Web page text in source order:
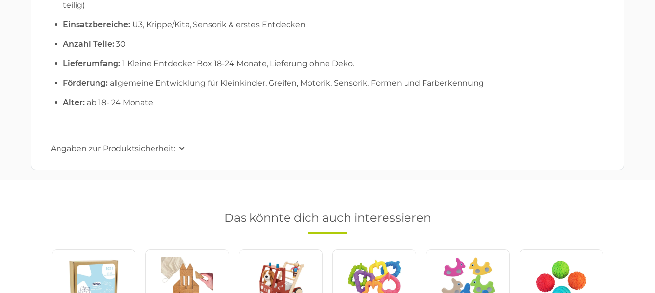
teilig)
Einsatzbereiche: U3, Krippe/Kita, Sensorik & erstes Entdecken
Anzahl Teile: 30
Lieferumfang: 1 Kleine Entdecker Box 18-24 Monate, Lieferung ohne Deko.
Förderung: allgemeine Entwicklung für Kleinkinder, Greifen, Motorik, Sensorik, Formen und Farberkennung
Alter: ab 18- 24 Monate
Angaben zur Produktsicherheit:
Das könnte dich auch interessieren